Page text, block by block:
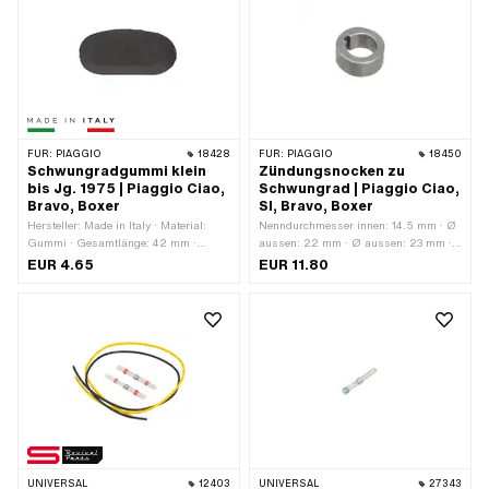
FÜR: PIAGGIO 18428
Schwungradgummi klein
bis Jg. 1975 | Piaggio Ciao,
Bravo, Boxer
Hersteller: Made in Italy · Material:
Gummi · Gesamtlänge: 42 mm ·
Farbe: schwarz · Breite: 23 mm ·
EUR 4.65
FÜR: PIAGGIO 18450
Zündungsnocken zu
Schwungrad | Piaggio Ciao,
SI, Bravo, Boxer
Nenndurchmesser innen: 14.5 mm · Ø
aussen: 22 mm · Ø aussen: 23 mm ·
Material: Stahl · Ø innen: 14.4 mm ·
EUR 11.80
UNIVERSAL 12403 UNIVERSAL 27343